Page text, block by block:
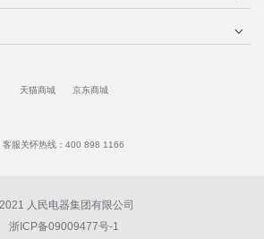
天猫商城 京东商城
客服关怀热线：400 898 1166
人民电器集团有限公司
浙ICP备09009477号-1